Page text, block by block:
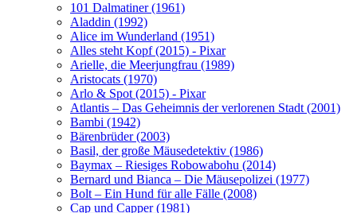
101 Dalmatiner (1961)
Aladdin (1992)
Alice im Wunderland (1951)
Alles steht Kopf (2015) - Pixar
Arielle, die Meerjungfrau (1989)
Aristocats (1970)
Arlo & Spot (2015) - Pixar
Atlantis – Das Geheimnis der verlorenen Stadt (2001)
Bambi (1942)
Bärenbrüder (2003)
Basil, der große Mäusedetektiv (1986)
Baymax – Riesiges Robowabohu (2014)
Bernard und Bianca – Die Mäusepolizei (1977)
Bolt – Ein Hund für alle Fälle (2008)
Cap und Capper (1981)